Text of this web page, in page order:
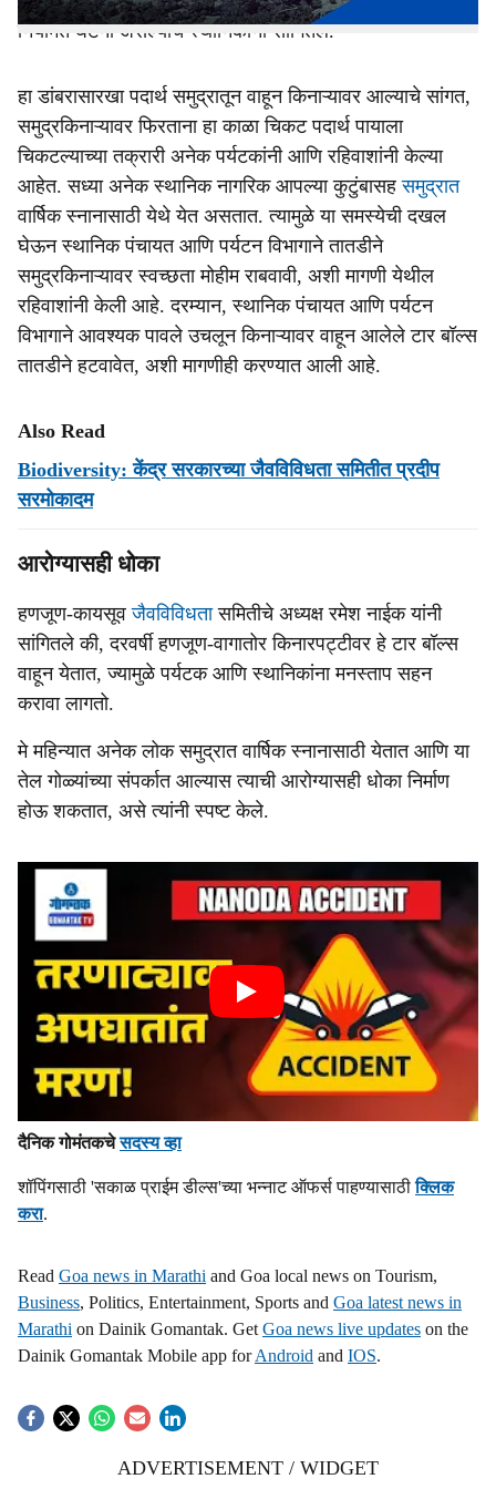
नियमित घटना असल्याचे स्थानिकांनी सांगितले.
हा डांबरासारखा पदार्थ समुद्रातून वाहून किनाऱ्यावर आल्याचे सांगत,
समुद्रकिनाऱ्यावर फिरताना हा काळा चिकट पदार्थ पायाला
चिकटल्याच्या तक्रारी अनेक पर्यटकांनी आणि रहिवाशांनी केल्या
आहेत. सध्या अनेक स्थानिक नागरिक आपल्या कुटुंबासहसमुद्रात
वार्षिक स्नानासाठी येथे येत असतात. त्यामुळे या समस्येची दखल
घेऊन स्थानिक पंचायत आणि पर्यटन विभागाने तातडीने
समुद्रकिनाऱ्यावर स्वच्छता मोहीम राबवावी, अशी मागणी येथील
रहिवाशांनी केली आहे. दरम्यान, स्थानिक पंचायत आणि पर्यटन
विभागाने आवश्यक पावले उचलून किनाऱ्यावर वाहून आलेले टार बॉल्स
तातडीने हटवावेत, अशी मागणीही करण्यात आली आहे.
Also Read
Biodiversity: केंद्र सरकारच्या जैवविविधता समितीत प्रदीप
सरमोकादम
आरोग्यासही धोका
हणजूण-कायसूव जैवविविधतासमितीचे अध्यक्ष रमेश नाईक यांनी
सांगितले की, दरवर्षी हणजूण-वागातोर किनारपट्टीवर हे टार बॉल्स
वाहून येतात, ज्यामुळे पर्यटक आणि स्थानिकांना मनस्ताप सहन
करावा लागतो.
मे महिन्यात अनेक लोक समुद्रात वार्षिक स्नानासाठी येतात आणि या
तेल गोळ्यांच्या संपर्कात आल्यास त्याची आरोग्यासही धोका निर्माण
होऊ शकतात, असे त्यांनी स्पष्ट केले.
दैनिक गोमंतकचेसदस्य व्हा
शॉपिंगसाठी 'सकाळ प्राईम डील्स'च्या भन्नाट ऑफर्स पाहण्यासाठीक्लिक
करा.
Read Goa news in Marathi and Goa local news on Tourism,
Business, Politics, Entertainment, Sports and Goa latest news in
Marathi on Dainik Gomantak. Get Goa news live updates on the
Dainik Gomantak Mobile app forAndroid and IOS.
ADVERTISEMENT / WIDGET